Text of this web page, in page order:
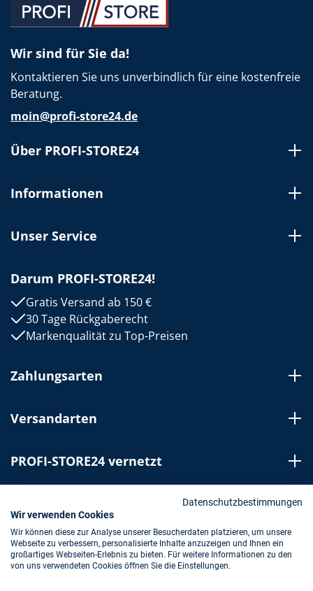
Datenschutzbestimmungen
Wir verwenden Cookies
Wir können diese zur Analyse unserer Besucherdaten platzieren, um unsere
Webseite zu verbessern, personalisierte Inhalte anzuzeigen und Ihnen ein
großartiges Webseiten-Erlebnis zu bieten. Für weitere Informationen zu den
von uns verwendeten Cookies öffnen Sie die Einstellungen.
Wir sind für Sie da!
Kontaktieren Sie uns unverbindlich für eine kostenfreie
Beratung.
moin@profi-store24.de
Über PROFI-STORE24
Informationen
Unser Service
Darum PROFI-STORE24!
Gratis Versand ab 150 €
30 Tage Rückgaberecht
Markenqualität zu Top-Preisen
Zahlungsarten
Versandarten
PROFI-STORE24 vernetzt
Bestellung widerrufen
Impressum AGB Datenschutz